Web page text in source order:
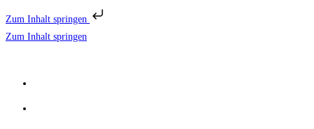
Zum Inhalt springen
Zum Inhalt springen